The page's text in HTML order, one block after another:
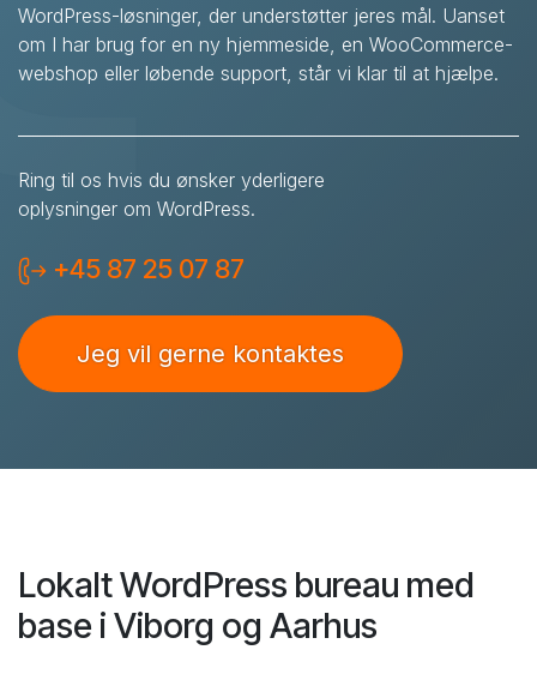
WordPress-løsninger, der understøtter jeres mål. Uanset
om I har brug for en ny hjemmeside, en WooCommerce-
webshop eller løbende support, står vi klar til at hjælpe.
Ring til os hvis du ønsker yderligere
oplysninger om WordPress.
+45 87 25 07 87
Jeg vil gerne kontaktes
Lokalt WordPress bureau med
base i Viborg og Aarhus